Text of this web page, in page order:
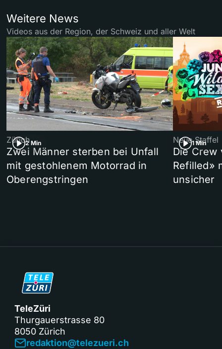
Weitere News
Videos aus der Region, der Schweiz und aller Welt
2 Min
Zürich
Zwei Männer sterben bei Unfall
mit gestohlenem Motorrad in
Oberengstringen
1 Min
Neue Staffel
Die Crew
Refilled»
unsicher
TeleZüri
Thurgauerstrasse 80
8050 Zürich
redaktion@telezueri.ch